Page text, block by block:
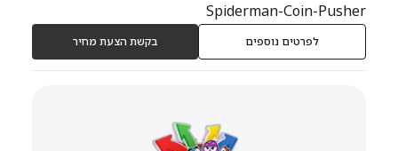
Spiderman-Coin-Pusher
לפרטים נוספים בקשת הצעת מחיר